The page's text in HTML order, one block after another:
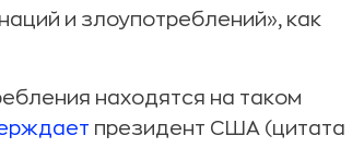
и злоупотреблений», как
находятся на таком
президент США (цитата